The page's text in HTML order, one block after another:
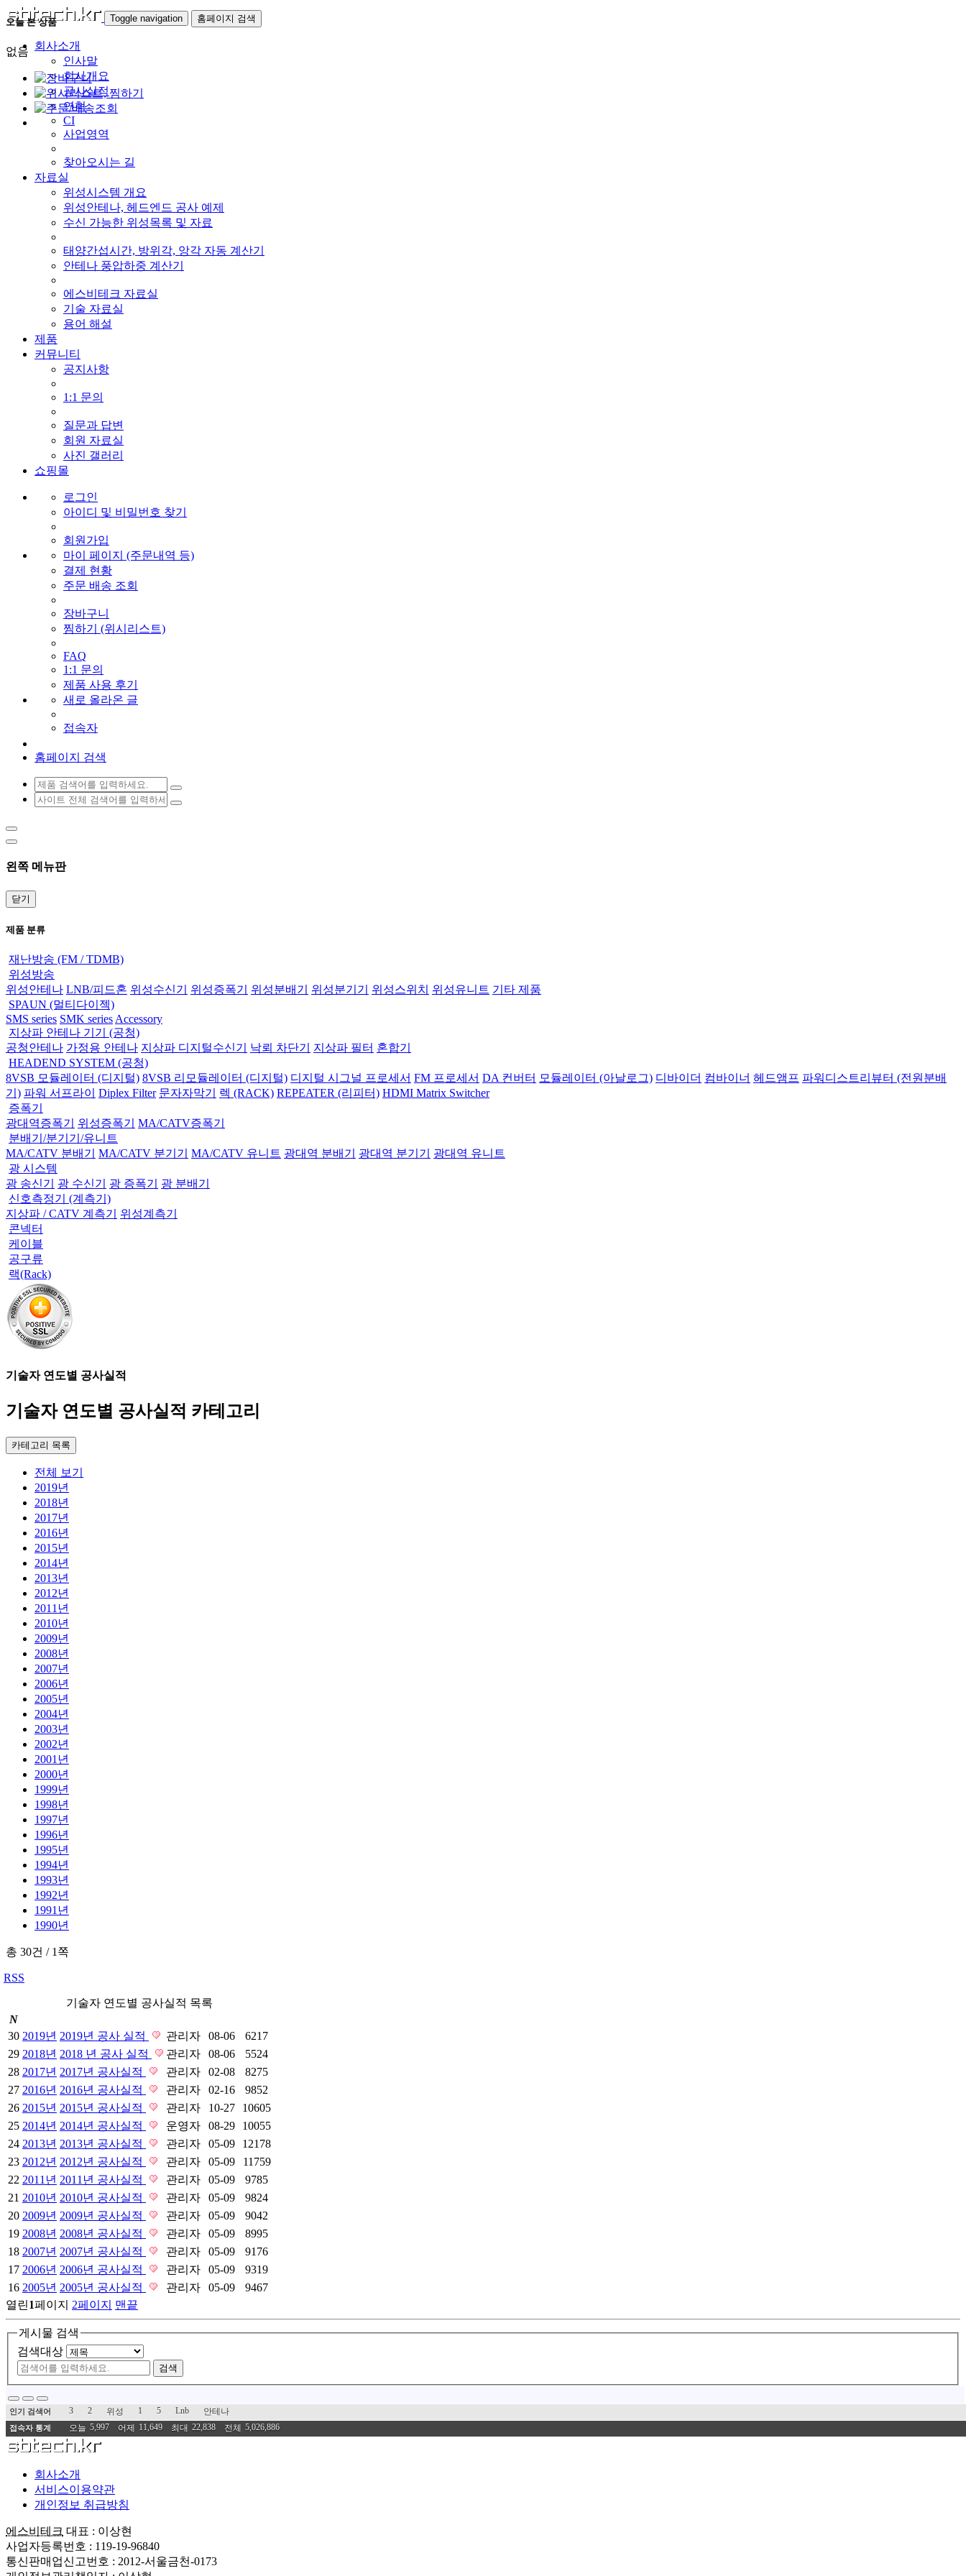
Toggle navigation 홈페이지 검색
회사소개
인사말
회사개요
공사실적
연혁
CI
사업영역
찾아오시는 길
자료실
위성시스템 개요
위성안테나, 헤드엔드 공사 예제
수신 가능한 위성목록 및 자료
태양간섭시간, 방위각, 앙각 자동 계산기
안테나 풍압하중 계산기
에스비테크 자료실
기술 자료실
용어 해설
제품
커뮤니티
공지사항
1:1 문의
질문과 답변
회원 자료실
사진 갤러리
쇼핑몰
로그인
아이디 및 비밀번호 찾기
회원가입
마이 페이지 (주문내역 등)
결제 현황
주문 배송 조회
장바구니
찜하기 (위시리스트)
FAQ
1:1 문의
제품 사용 후기
새로 올라온 글
접속자
홈페이지 검색
왼쪽 메뉴판
닫기
제품 분류
재난방송 (FM / TDMB)
위성방송
위성안테나 LNB/피드혼 위성수신기 위성증폭기 위성분배기 위성분기기 위성스위치 위성유니트 기타 제품
SPAUN (멀티다이젝)
SMS series SMK series Accessory
지상파 안테나 기기 (공청)
공청안테나 가정용 안테나 지상파 디지털수신기 낙뢰 차단기 지상파 필터 혼합기
HEADEND SYSTEM (공청)
8VSB 모듈레이터 (디지털) 8VSB 리모듈레이터 (디지털) 디지털 시그널 프로세서 FM 프로세서 DA 컨버터 모듈레이터 (아날로그) 디바이더 컴바이너 헤드앰프 파워디스트리뷰터 (전원분배
기) 파워 서프라이 Diplex Filter 문자자막기 렉 (RACK) REPEATER (리피터) HDMI Matrix Switcher
증폭기
광대역증폭기
위성증폭기
MA/CATV증폭기
분배기/분기기/유니트
MA/CATV 분배기
MA/CATV 분기기 MA/CATV 유니트 광대역 분배기 광대역 분기기
광대역 유니트
광 시스템
광 송신기
광 수신기 광 증폭기
광 분배기
신호측정기 (계측기)
지상파 / CATV 계측기
위성계측기
콘넥터
케이블
공구류
랙(Rack)
기술자 연도별 공사실적
기술자 연도별 공사실적 카테고리
카테고리 목록
전체 보기
2019년
2018년
2017년
2016년
2015년
2014년
2013년
2012년
2011년
2010년
2009년
2008년
2007년
2006년
2005년
2004년
2003년
2002년
2001년
2000년
1999년
1998년
1997년
1996년
1995년
1994년
1993년
1992년
1991년
1990년
총 30건 /1쪽
RSS
기술자 연도별 공사실적 목록
N
30 2019년 2019년 공사 실적 관리자 08-06
6217
29 2018년 2018 년 공사 실적 관리자 08-06
5524
28 2017년 2017년 공사실적 관리자 02-08
8275
27 2016년 2016년 공사실적 관리자 02-16
9852
26 2015년 2015년 공사실적 관리자 10-27
10605
25 2014년 2014년 공사실적 운영자 08-29
10055
24 2013년 2013년 공사실적 관리자 05-09
12178
23 2012년 2012년 공사실적 관리자 05-09
11759
22 2011년 2011년 공사실적 관리자 05-09
9785
21 2010년 2010년 공사실적 관리자 05-09
9824
20 2009년 2009년 공사실적 관리자 05-09
9042
19 2008년 2008년 공사실적 관리자 05-09
8995
18 2007년 2007년 공사실적 관리자 05-09
9176
17 2006년 2006년 공사실적 관리자 05-09
9319
16 2005년 2005년 공사실적 관리자 05-09
9467
열린1페이지 2페이지 맨끝
게시물 검색
검색대상
검색
오늘 본 상품
없음
인기 검색어 3 2 위성 1 5 Lnb 안테나
접속자 통계 오늘 5,997 어제 11,649 최대 22,838 전체 5,026,886
회사소개
서비스이용약관
개인정보 취급방침
에스비테크 대표 : 이상현
사업자등록번호 : 119-19-96840
통신판매업신고번호 : 2012-서울금천-0173